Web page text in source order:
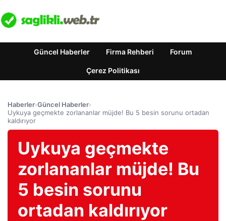
Güncel Haberler Firma Rehberi Forum
Çerez Politikası
Haberler›Güncel Haberler›
Uykuya geçmekte zorlananlar müjde! Bu 5 besin sorunu ortadan
kaldırıyor
Uykuya geçmekte
zorlananlar müjde! Bu
5 besin sorunu
ortadan kaldırıyor